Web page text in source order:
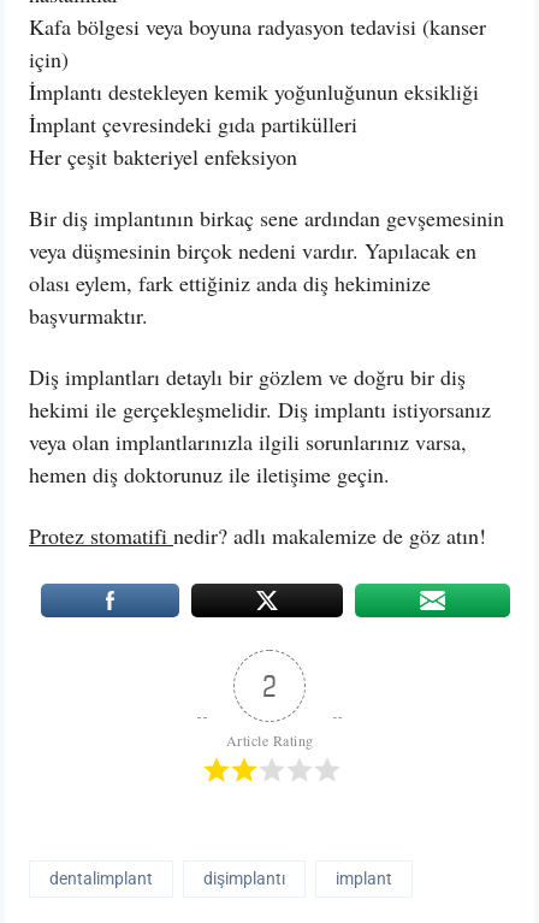
Kafa bölgesi veya boyuna radyasyon tedavisi (kanser
için)
İmplantı destekleyen kemik yoğunluğunun eksikliği
İmplant çevresindeki gıda partikülleri
Her çeşit bakteriyel enfeksiyon
Bir diş implantının birkaç sene ardından gevşemesinin
veya düşmesinin birçok nedeni vardır. Yapılacak en
olası eylem, fark ettiğiniz anda diş hekiminize
başvurmaktır.
Diş implantları detaylı bir gözlem ve doğru bir diş
hekimi ile gerçekleşmelidir. Diş implantı istiyorsanız
veya olan implantlarınızla ilgili sorunlarınız varsa,
hemen diş doktorunuz ile iletişime geçin.
Protez stomatifi nedir? adlı makalemize de göz atın!
2
Article Rating
dentalimplant dişimplantı implant